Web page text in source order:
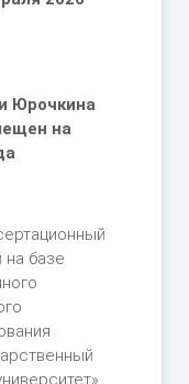
Юрочкина
на
на базе